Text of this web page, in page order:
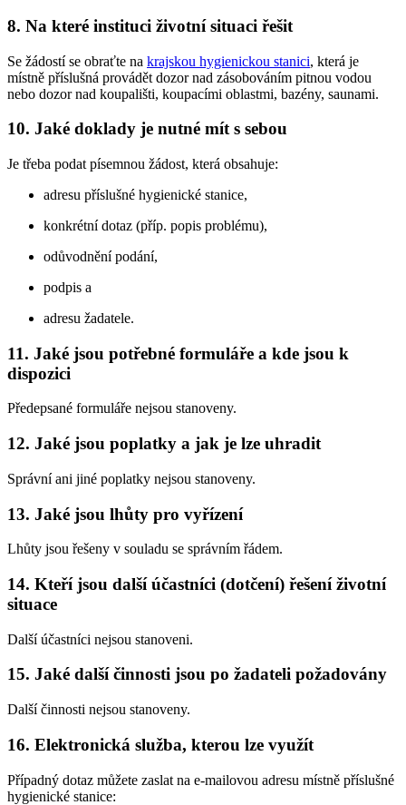
8. Na které instituci životní situaci řešit
Se žádostí se obraťte na krajskou hygienickou stanici, která je
místně příslušná provádět dozor nad zásobováním pitnou vodou
nebo dozor nad koupališti, koupacími oblastmi, bazény, saunami.
10. Jaké doklady je nutné mít s sebou
Je třeba podat písemnou žádost, která obsahuje:
adresu příslušné hygienické stanice,
konkrétní dotaz (příp. popis problému),
odůvodnění podání,
podpis a
adresu žadatele.
11. Jaké jsou potřebné formuláře a kde jsou k
dispozici
Předepsané formuláře nejsou stanoveny.
12. Jaké jsou poplatky a jak je lze uhradit
Správní ani jiné poplatky nejsou stanoveny.
13. Jaké jsou lhůty pro vyřízení
Lhůty jsou řešeny v souladu se správním řádem.
14. Kteří jsou další účastníci (dotčení) řešení životní
situace
Další účastníci nejsou stanoveni.
15. Jaké další činnosti jsou po žadateli požadovány
Další činnosti nejsou stanoveny.
16. Elektronická služba, kterou lze využít
Případný dotaz můžete zaslat na e-mailovou adresu místně příslušné
hygienické stanice: